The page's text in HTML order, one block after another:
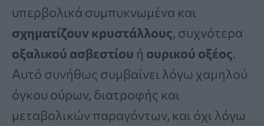
υπερβολικά συμπυκνωμένα και
σχηματίζουν κρυστάλλους, συχνότερα
οξαλικού ασβεστίου ή ουρικού οξέος.
Αυτό συνήθως συμβαίνει λόγω χαμηλού
όγκου ούρων, διατροφής και
μεταβολικών παραγόντων, και όχι λόγω